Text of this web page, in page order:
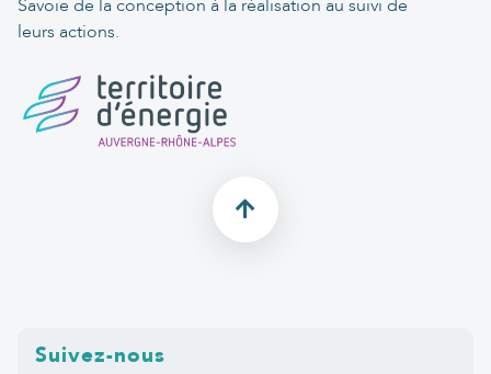
Savoie de la conception à la réalisation au suivi de
leurs actions.
Suivez-nous